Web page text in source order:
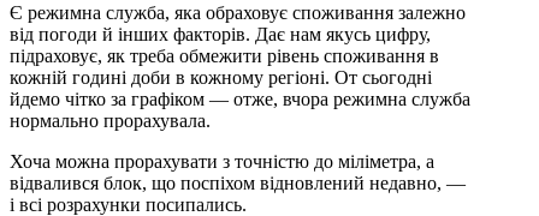
Є режимна служба, яка обраховує споживання залежно
від погоди й інших факторів. Дає нам якусь цифру,
підраховує, як треба обмежити рівень споживання в
кожній годині доби в кожному регіоні. От сьогодні
йдемо чітко за графіком — отже, вчора режимна служба
нормально прорахувала.
Хоча можна прорахувати з точністю до міліметра, а
відвалився блок, що поспіхом відновлений недавно, —
і всі розрахунки посипались.